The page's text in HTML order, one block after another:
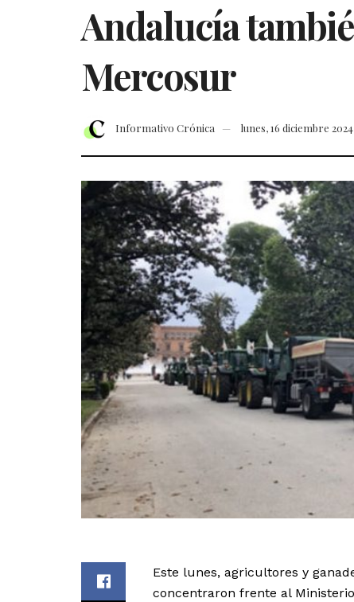
Andalucía
Mercosur
Informativo Crónica lunes, 16 diciembre 2024
Este lunes, agricultores y
concentraron frente al